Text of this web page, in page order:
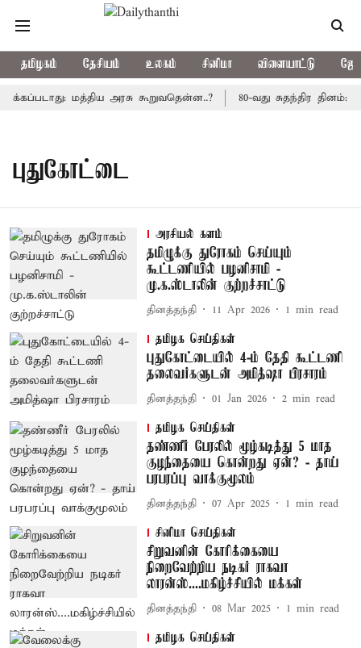
தமிழகம் தேசியம் உலகம் சினிமா விளையாட்டு
மத்திய அரசு கூறுவதென்ன..? 80-வது சுதந்திர
புதுகோட்டை
அரசியல் களம்
தமிழுக்கு துரோகம் செய்யும்
கூட்டணியில் பழனிசாமி -
மு.க.ஸ்டாலின் குற்றச்சாட்டு
தினத்தந்தி 11 Apr 2026 1 min read
தமிழக செய்திகள்
புதுகோட்டையில் 4-ம் தேதி கூட்டணி
தலைவர்களுடன் அமித்ஷா பிரசாரம்
தினத்தந்தி 01 Jan 2026 2 min read
தமிழக செய்திகள்
தண்ணீர் பேரலில் மூழ்கடித்து 5 மாத
குழந்தையை கொன்றது ஏன்? - தாய்
பரபரப்பு வாக்குமூலம்
தினத்தந்தி 07 Apr 2025 1 min read
சினிமா செய்திகள்
சிறுவனின் கோரிக்கையை
நிறைவேற்றிய நடிகர் ராகவா
லாரன்ஸ்....மகிழ்ச்சியில் மக்கள்
தினத்தந்தி 08 Mar 2025 1 min read
தமிழக செய்திகள்